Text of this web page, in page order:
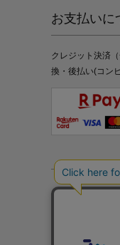
お支払いに
クレジット決済
換・後払い(コン